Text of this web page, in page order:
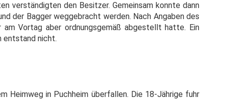
verständigten den Besitzer. Gemeinsam konnte dann
der Bagger weggebracht werden. Nach Angaben des
Vortag aber ordnungsgemäß abgestellt hatte. Ein
entstand nicht.
Heimweg in Puchheim überfallen. Die 18-Jährige fuhr